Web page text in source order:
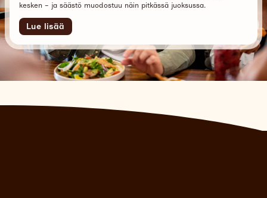
kesken – ja säästö muodostuu näin pitkässä juoksussa.
Lue lisää